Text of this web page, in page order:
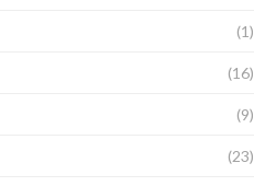
(1)
(16)
(9)
(23)